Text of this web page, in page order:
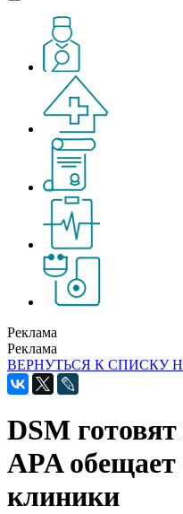
Реклама
Реклама
ВЕРНУТЬСЯ К СПИСКУ
DSM
APA
клиники